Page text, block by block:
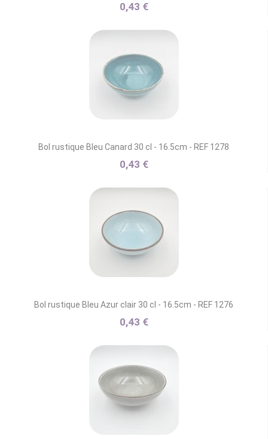
0,43 €
Bol rustique Bleu Canard 30 cl - 16.5cm - REF 1278
0,43 €
Bol rustique Bleu Azur clair 30 cl - 16.5cm - REF 1276
0,43 €